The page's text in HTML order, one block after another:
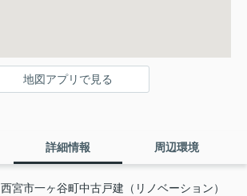
地図アプリで見る
詳細情報 周辺環境
西宮市一ヶ谷町中古戸建（リノベーション）